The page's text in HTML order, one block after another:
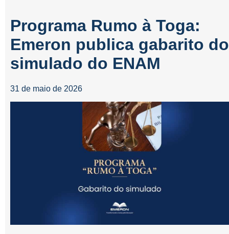
Programa Rumo à Toga:
Emeron publica gabarito do
simulado do ENAM
31 de maio de 2026